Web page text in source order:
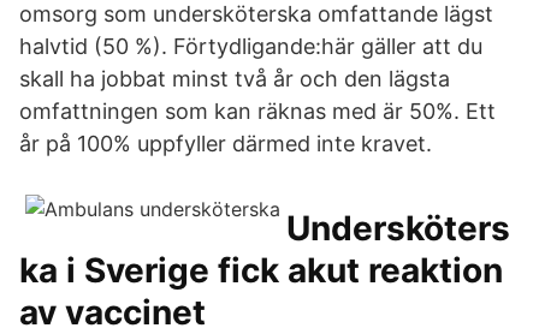
omsorg som undersköterska omfattande lägst
halvtid (50 %). Förtydligande:här gäller att du
skall ha jobbat minst två år och den lägsta
omfattningen som kan räknas med är 50%. Ett
år på 100% uppfyller därmed inte kravet.
Undersköters
ka i Sverige fick akut reaktion
av vaccinet